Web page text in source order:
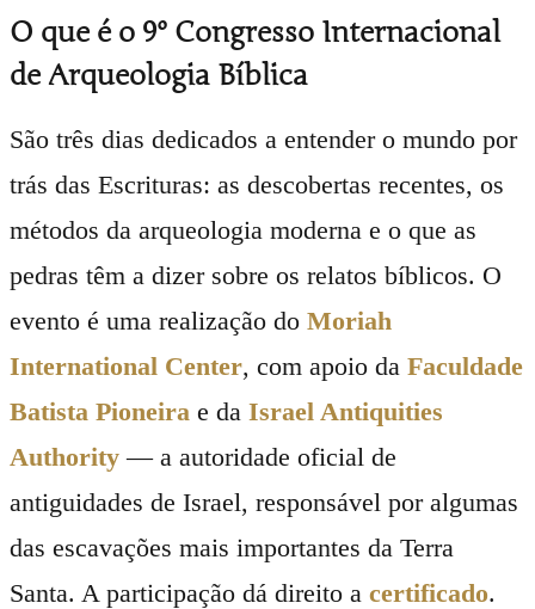
O que é o 9º Congresso Internacional
de Arqueologia Bíblica
São três dias dedicados a entender o mundo por
trás das Escrituras: as descobertas recentes, os
métodos da arqueologia moderna e o que as
pedras têm a dizer sobre os relatos bíblicos. O
evento é uma realização do Moriah
International Center, com apoio da Faculdade
Batista Pioneira e da Israel Antiquities
Authority — a autoridade oficial de
antiguidades de Israel, responsável por algumas
das escavações mais importantes da Terra
Santa. A participação dá direito a certificado.